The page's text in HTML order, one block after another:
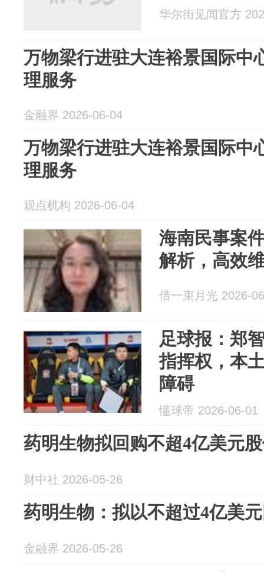
华尔街见闻官方
万物梁行进驻大连裕景国际中
理服务
金融界 2026-06-04
万物梁行进驻大连裕景国际中
理服务
观点机构 2026-06-04
海南民事案
解析，高效
借一束月光 2026-
足球报：郑
指挥权，本
障碍
懂球帝 2026-06-01
药明生物拟回购不超4亿美元
财中社 2026-05-26
药明生物：拟以不超过4亿美
金融界 2026-05-26